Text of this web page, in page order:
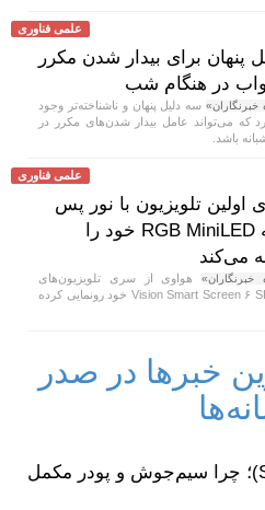
علمی فناوری
پنهان برای بیدار شدن مکرر
در هنگام شب
خبرنگاران»سه دلیل پنهان و ناشناخته‌تر وجود
که می‌تواند عامل بیدار شدن‌های مکرر در
باشد.
علمی فناوری
اولین تلویزیون با نور پس
زمینه RGB MiniLED خود را
می‌کند
خبرنگاران»هواوی از سری تلویزیون‌های
Vision Smart Screen ۶ SE RGB خود رونمایی کرده
خبرها در صدر
جوشکاری زیرپودری (SAW)؛ چرا سیم‌جوش و پودر مکمل